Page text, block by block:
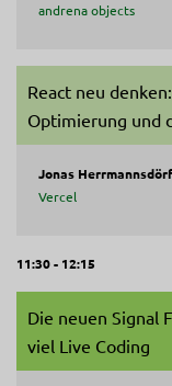
andrena objects
React neu
Optimierung und
Jonas
Vercel
11:30 - 12:15
Die neuen Signal
viel Live Coding